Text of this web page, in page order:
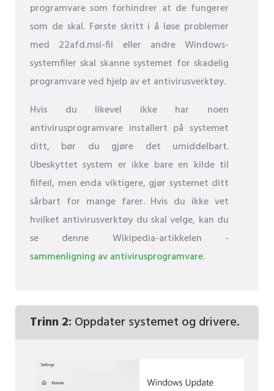
programvare som forhindrer at de fungerer
som de skal. Første skritt i å løse problemer
med 22afd.msi-fil eller andre Windows-
systemfiler skal skanne systemet for skadelig
programvare ved hjelp av et antivirusverktøy.
Hvis du likevel ikke har noen
antivirusprogramvare installert på systemet
ditt, bør du gjøre det umiddelbart.
Ubeskyttet system er ikke bare en kilde til
filfeil, men enda viktigere, gjør systemet ditt
sårbart for mange farer. Hvis du ikke vet
hvilket antivirusverktøy du skal velge, kan du
se denne Wikipedia-artikkelen -
sammenligning av antivirusprogramvare.
Trinn 2: Oppdater systemet og drivere.